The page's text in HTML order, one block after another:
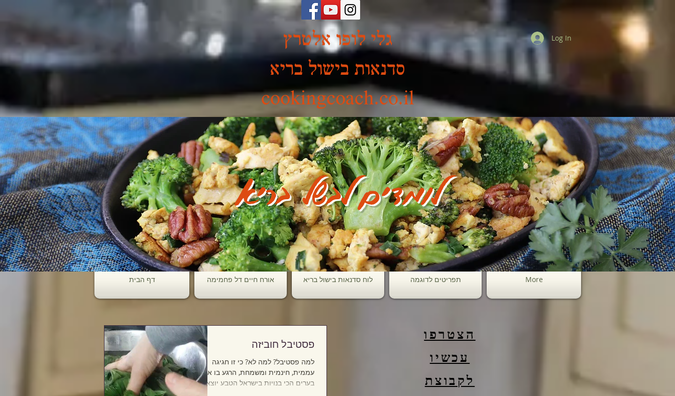
גלי לופו אלטרץ
סדנאות בישול בריא
cookingcoach.co.il
דף הבית אורח חיים דל פחמימה לוח סדנאות בישול בריא תפריטים לדוגמה More
לומדים לבשל בריא
Log In
פסטיבל חוביזה
למה פסטיבל? למה לא? כי זו חגיגה
עממית, חינמית ומשמחת, הרגע בו אפילו
בערים הכי בנויות בישראל הטבע יוצא בין
הצטרפו
עכשיו
לקבוצת